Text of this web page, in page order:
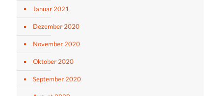
Januar 2021
Dezember 2020
November 2020
Oktober 2020
September 2020